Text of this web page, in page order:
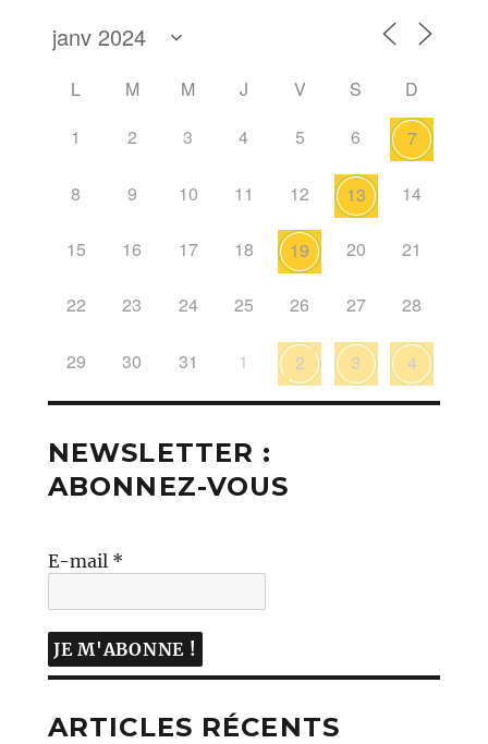
L M M J V S
D
1
2 3 4 5 6 7
8 9 10 11 12 13 14
15 16 17 18 19 20 21
22 23 24 25 26 27 28
29 30 31 1 2 3 4
NEWSLETTER :
ABONNEZ-VOUS
E-mail *
ARTICLES RÉCENTS